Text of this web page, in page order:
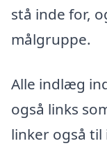
stå inde for,
målgruppe.
Alle indlæg
også links
linker også